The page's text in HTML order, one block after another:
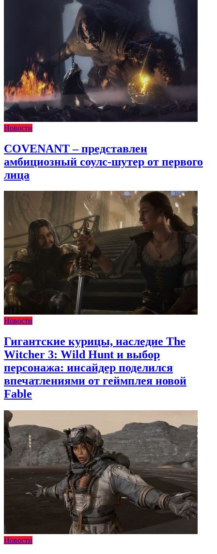
Новости
COVENANT – представлен
амбициозный соулс-шутер от первого
лица
Новости
Гигантские курицы, наследие The
Witcher 3: Wild Hunt и выбор
персонажа: инсайдер поделился
впечатлениями от геймплея новой
Fable
Новости